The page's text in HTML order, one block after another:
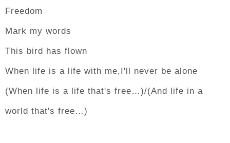
Freedom
Mark my words
This bird has flown
When life is a life with me,I'll never be alone
(When life is a life that's free…)/(And life in a
world that's free…)